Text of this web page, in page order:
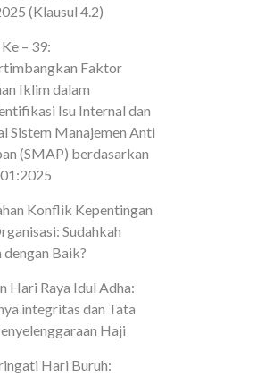
(Klausul 4.2)
– 39:
Faktor
Iklim dalam
Isu Internal dan
Sistem Manajemen Anti
(SMAP) berdasarkan
Konflik Kepentingan
Sudahkah
Baik?
Hari Raya Idul Adha:
integritas dan Tata
Haji
Hari Buruh: